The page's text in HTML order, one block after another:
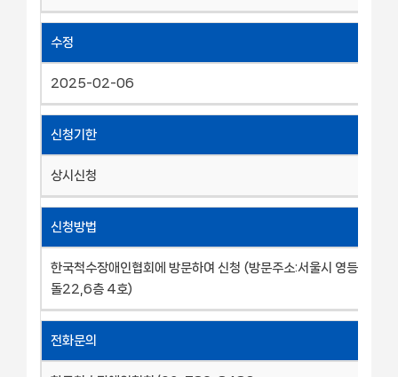
수정
2025-02-06
신청기한
상시신청
신청방법
한국척수장애인협회에 방문하여 신청 (방문주소:서울시 영등포구
돌22,6층 4호)
전화문의